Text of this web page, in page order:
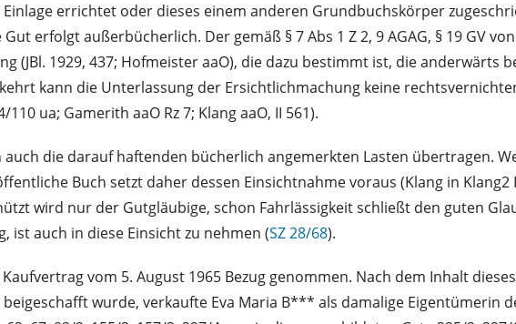
errichtet oder dieses einem anderen Grundbuchskörper
erfolgt außerbücherlich. Der gemäß § 7 Abs 1 Z 2, 9 AGAG, § 19 GV
1929, 437; Hofmeister aaO), die dazu bestimmt ist, die anderwärts
kann die Unterlassung der Ersichtlichmachung keine
110 ua; Gamerith aaO Rz 7; Klang aaO, II 561).
die darauf haftenden bücherlich angemerkten Lasten übertragen.
Buch setzt daher dessen Einsichtnahme voraus (Klang in Klang2
wird nur der Gutgläubige, schon Fahrlässigkeit schließt den guten
ist auch in diese Einsicht zu nehmen (SZ 28/68).
vom 5. August 1965 Bezug genommen. Nach dem Inhalt
wurde, verkaufte Eva Maria B*** als damalige Eigentümerin